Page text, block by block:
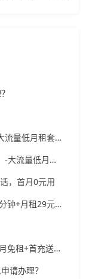
联通飞酷卡29元280G+200分钟+会员，大流量低月租套餐推荐
联通飞晓卡【29元150G+100分钟+会员】-大流量低月租的神卡推荐
，首月0元用
电信沧岳卡每月135G流量+免费通话100分钟+月租29元套餐长期有效
电信沧久卡月租19元+每月185G流量+首月免租+首充送话费+长期套餐
请办理？